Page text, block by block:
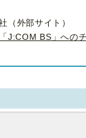
（外部サイト）
J:COM BS」への